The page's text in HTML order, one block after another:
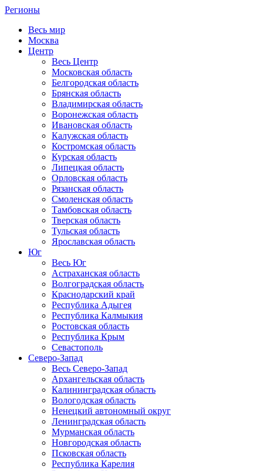
Регионы
Весь мир
Москва
Центр
Весь Центр
Московская область
Белгородская область
Брянская область
Владимирская область
Воронежская область
Ивановская область
Калужская область
Костромская область
Курская область
Липецкая область
Орловская область
Рязанская область
Смоленская область
Тамбовская область
Тверская область
Тульская область
Ярославская область
Юг
Весь Юг
Астраханская область
Волгоградская область
Краснодарский край
Республика Адыгея
Республика Калмыкия
Ростовская область
Республика Крым
Севастополь
Северо-Запад
Весь Северо-Запад
Архангельская область
Калининградская область
Вологодская область
Ненецкий автономный округ
Ленинградская область
Мурманская область
Новгородская область
Псковская область
Республика Карелия